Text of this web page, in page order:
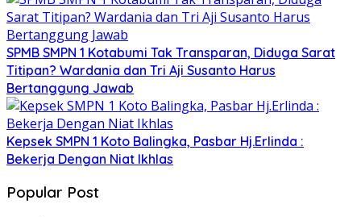
SPMB SMPN 1 Kotabumi Tak Transparan, Diduga Sarat
Titipan? Wardania dan Tri Aji Susanto Harus
Bertanggung Jawab
Kepsek SMPN 1 Koto Balingka, Pasbar Hj.Erlinda :
Bekerja Dengan Niat Ikhlas
Popular Post